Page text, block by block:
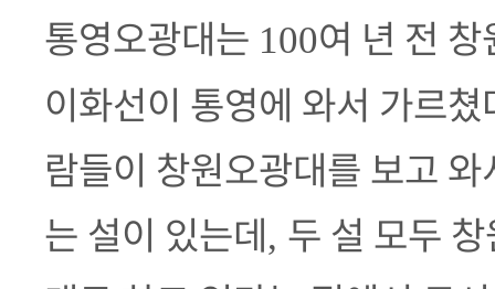
통영오광대는 100여 년 전
이화선이 통영에 와서 가르
람들이 창원오광대를 보고
는 설이 있는데, 두 설 모두